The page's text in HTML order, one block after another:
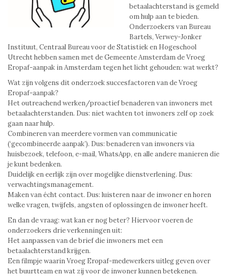
betaalachterstand is gemeld
om hulp aan te bieden.
Onderzoekers van Bureau
Bartels, Verwey-Jonker
Instituut, Centraal Bureau voor de Statistiek en Hogeschool
Utrecht hebben samen met de Gemeente Amsterdam de Vroeg
Eropaf-aanpak in Amsterdam tegen het licht gehouden: wat werkt?
Wat zijn volgens dit onderzoek succesfactoren van de Vroeg
Eropaf-aanpak?
Het outreachend werken/proactief benaderen van inwoners met
betaalachterstanden. Dus: niet wachten tot inwoners zelf op zoek
gaan naar hulp.
Combineren van meerdere vormen van communicatie
(‘gecombineerde aanpak’). Dus: benaderen van inwoners via
huisbezoek, telefoon, e-mail, WhatsApp, en alle andere manieren die
je kunt bedenken.
Duidelijk en eerlijk zijn over mogelijke dienstverlening. Dus:
verwachtingsmanagement.
Maken van écht contact. Dus: luisteren naar de inwoner en horen
welke vragen, twijfels, angsten of oplossingen de inwoner heeft.
En dan de vraag: wat kan er nog beter? Hiervoor voeren de
onderzoekers drie verkenningen uit:
Het aanpassen van de brief die inwoners met een
betaalachterstand krijgen.
Een filmpje waarin Vroeg Eropaf-medewerkers uitleg geven over
het buurtteam en wat zij voor de inwoner kunnen betekenen.